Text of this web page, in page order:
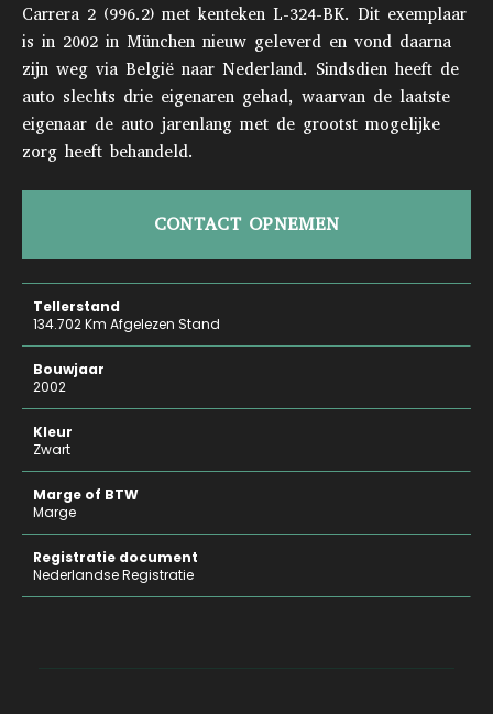
Carrera 2 (996.2) met kenteken L-324-BK. Dit exemplaar
is in 2002 in München nieuw geleverd en vond daarna
zijn weg via België naar Nederland. Sindsdien heeft de
auto slechts drie eigenaren gehad, waarvan de laatste
eigenaar de auto jarenlang met de grootst mogelijke
zorg heeft behandeld.
CONTACT OPNEMEN
Tellerstand
134.702 Km Afgelezen Stand
Bouwjaar
2002
Kleur
Zwart
Marge of BTW
Marge
Registratie document
Nederlandse Registratie